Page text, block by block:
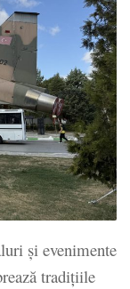
și evenimente
tradițiile